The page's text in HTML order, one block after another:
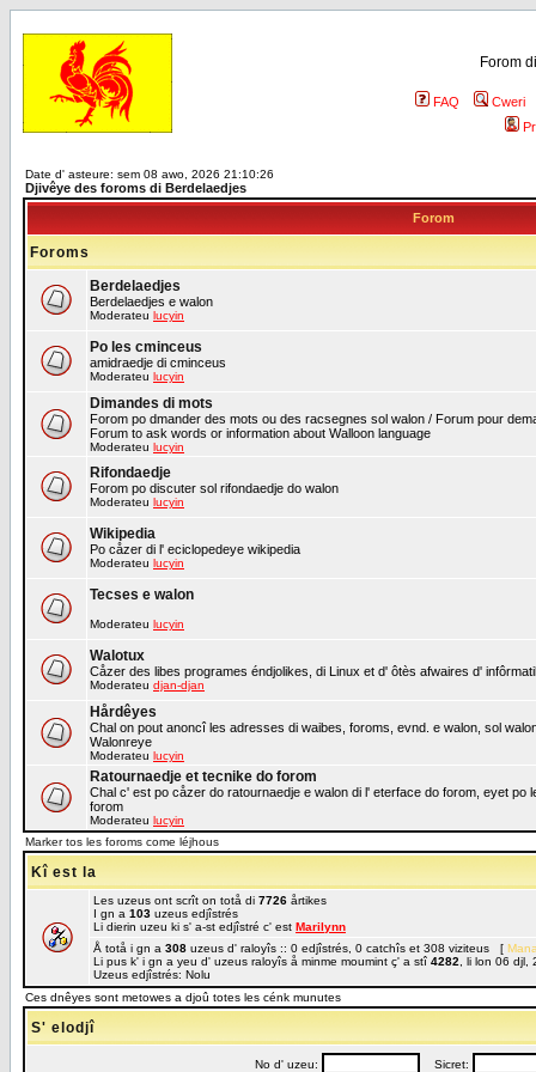
Forom
FAQ
Cweri
Date d' asteure: sem 08 awo, 2026 21:10:26
Djivêye des foroms di Berdelaedjes
Forom
Foroms
Berdelaedjes
Berdelaedjes e walon
Moderateu lucyin
Po les cminceus
amidraedje di cminceus
Moderateu lucyin
Dimandes di mots
Forom po dmander des mots ou des racsegnes sol walon / Forum pour
Forum to ask words or information about Walloon language
Moderateu lucyin
Rifondaedje
Forom po discuter sol rifondaedje do walon
Moderateu lucyin
Wikipedia
Po cåzer di l' eciclopedeye wikipedia
Moderateu lucyin
Tecses e walon
Moderateu lucyin
Walotux
Cåzer des libes programes éndjolikes, di Linux et d' ôtès afwaires d'
Moderateu djan-djan
Hårdêyes
Chal on pout anoncî les adresses di waibes, foroms, evnd. e walon, sol
Walonreye
Moderateu lucyin
Ratournaedje et tecnike do forom
Chal c' est po cåzer do ratournaedje e walon di l' eterface do forom, eyet
forom
Moderateu lucyin
Marker tos les foroms come léjhous
Kî est la
Les uzeus ont scrît on totå di 7726 årtikes
I gn a 103 uzeus edjîstrés
Li dierin uzeu ki s' a-st edjîstré c' est Marilynn
Å totå i gn a 308 uzeus d' raloyîs :: 0 edjîstrés, 0 catchîs et 308 viziteus [
Li pus k' i gn a yeu d' uzeus raloyîs å minme moumint ç' a stî 4282 , li lon 06
Uzeus edjîstrés: Nolu
Ces dnêyes sont metowes a djoû totes les cénk munutes
S' elodjî
No d' uzeu: Sicret: